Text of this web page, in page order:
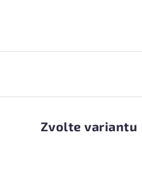
Zvolte variantu